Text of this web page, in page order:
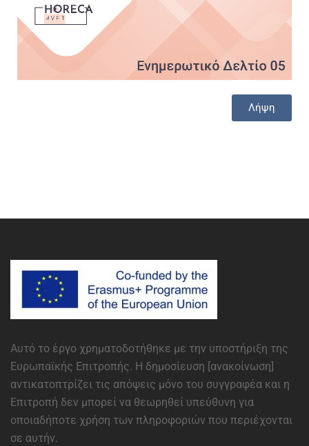
Λήψη
Αυτό το έργο χρηματοδοτήθηκε με την υποστήριξη της
Ευρωπαϊκής Επιτροπής. Η δημοσίευση [ανακοίνωση]
αντικατοπτρίζει τις απόψεις μόνο του συγγραφέα και η
Επιτροπή δεν μπορεί να θεωρηθεί υπεύθυνη για
οποιαδήποτε χρήση των πληροφοριών που περιέχονται
σε αυτήν.